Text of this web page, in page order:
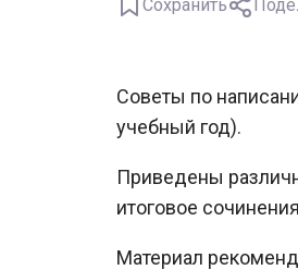
Сохранить
Советы по
учебный год).
Приведены
итоговое
Материал